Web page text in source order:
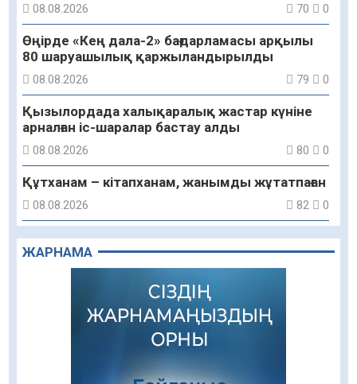
08.08.2026 70 0
Өңірде «Кең дала-2» бағдарламасы арқылы
80 шаруашылық қаржыландырылды
08.08.2026 79 0
Қызылордада халықаралық жастар күніне
арналған іс-шаралар бастау алды
08.08.2026 80 0
Құтханам – кітапханам, жанымды жұтатпаған
08.08.2026 82 0
Құрылыс қарқыны – қала дамуының айғағы
08.08.2026
Зәулім ғимараттарда туған жерді түлеткен
азаматтардың қолтаңбасы бар
Еңбегі ерлікпен тең мамандық
ЖАРНАМА